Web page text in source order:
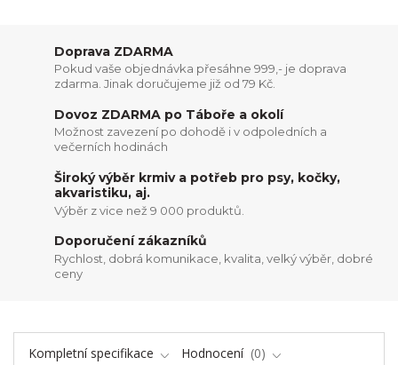
Doprava ZDARMA
Pokud vaše objednávka přesáhne 999,- je doprava
zdarma. Jinak doručujeme již od 79 Kč.
Dovoz ZDARMA po Táboře a okolí
Možnost zavezení po dohodě i v odpoledních a
večerních hodinách
Široký výběr krmiv a potřeb pro psy, kočky,
akvaristiku, aj.
Výběr z vice než 9 000 produktů.
Doporučení zákazníků
Rychlost, dobrá komunikace, kvalita, velký výběr, dobré
ceny
Kompletní specifikace Hodnocení
0